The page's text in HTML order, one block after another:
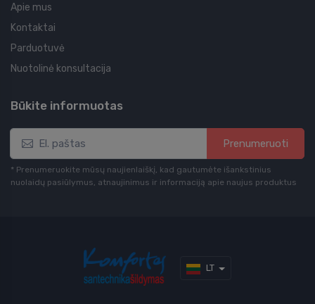
Apie mus
Kontaktai
Parduotuvė
Nuotolinė konsultacija
Būkite informuotas
Prenumeruoti
* Prenumeruokite mūsų naujienlaiškį, kad gautumėte išankstinius
nuolaidų pasiūlymus, atnaujinimus ir informaciją apie naujus produktus
LT